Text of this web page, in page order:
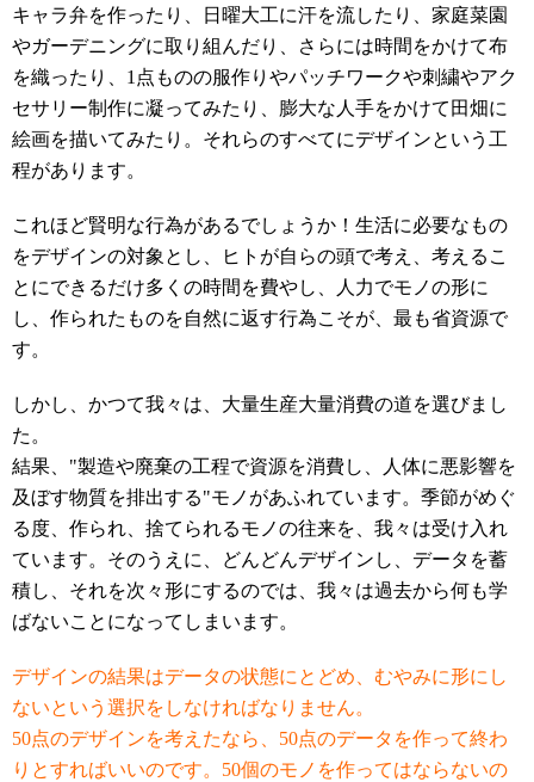
キャラ弁を作ったり、日曜大工に汗を流したり、家庭菜園
やガーデニングに取り組んだり、さらには時間をかけて布
を織ったり、1点ものの服作りやパッチワークや刺繍やアク
セサリー制作に凝ってみたり、膨大な人手をかけて田畑に
絵画を描いてみたり。それらのすべてにデザインという工
程があります。
これほど賢明な行為があるでしょうか！生活に必要なもの
をデザインの対象とし、ヒトが自らの頭で考え、考えるこ
とにできるだけ多くの時間を費やし、人力でモノの形に
し、作られたものを自然に返す行為こそが、最も省資源で
す。
しかし、かつて我々は、大量生産大量消費の道を選びまし
た。
結果、"製造や廃棄の工程で資源を消費し、人体に悪影響を
及ぼす物質を排出する"モノがあふれています。季節がめぐ
る度、作られ、捨てられるモノの往来を、我々は受け入れ
ています。そのうえに、どんどんデザインし、データを蓄
積し、それを次々形にするのでは、我々は過去から何も学
ばないことになってしまいます。
デザインの結果はデータの状態にとどめ、むやみに形にし
ないという選択をしなければなりません。
50点のデザインを考えたなら、50点のデータを作って終わ
りとすればいいのです。50個のモノを作ってはならないの